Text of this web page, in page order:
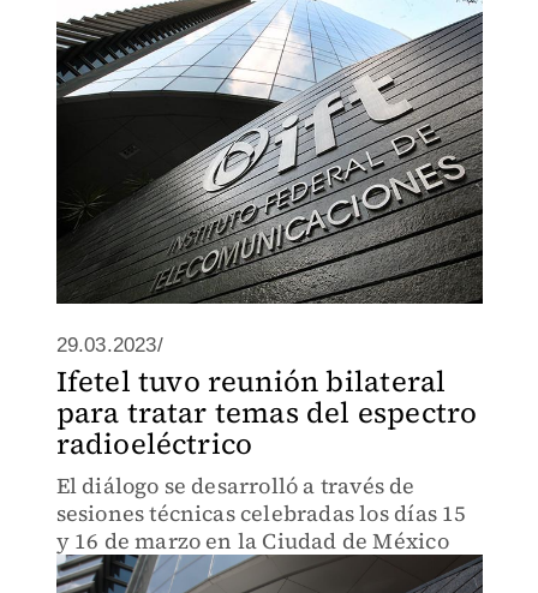
29.03.2023/
Ifetel tuvo reunión bilateral
para tratar temas del espectro
radioeléctrico
El diálogo se desarrolló a través de
sesiones técnicas celebradas los días 15
y 16 de marzo en la Ciudad de México